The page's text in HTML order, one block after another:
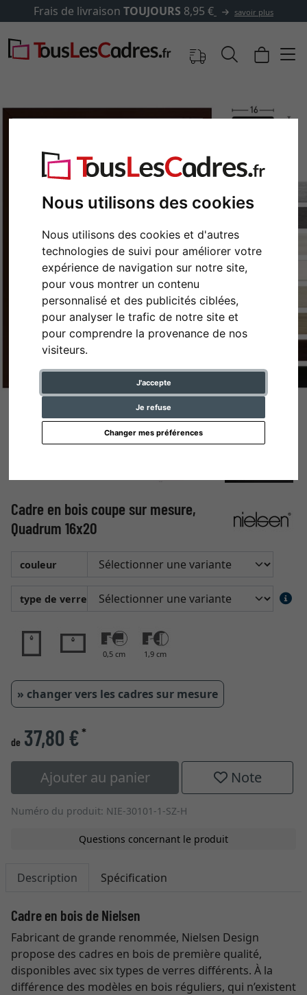
Nous utilisons des cookies
Nous utilisons des cookies et d'autres
technologies de suivi pour améliorer votre
expérience de navigation sur notre site,
pour vous montrer un contenu
personnalisé et des publicités ciblées,
pour analyser le trafic de notre site et
pour comprendre la provenance de nos
visiteurs.
J'accepte
Je refuse
Changer mes préférences
savoir plus ✓500 000 articles au
Retour
Cadre en bois coupe sur mesure,
Quadrum 16x20
couleur
type de verre
0,5 cm 1,9 cm
» changer vers les cadres sur mesure
de 37,80 €*
Ajouter au panier Note
Numéro du produit: NIE-30101-1-SZ-H
Questions concernant le produit
Description Spécification
Cadre en bois de Nielsen
Fabricant de grande renommée, Nielsen Design
propose des cadres en bois de première qualité,
disponibles avec six types de verres différents. À la
différence des modèles en bois réguliers, qui n’existent